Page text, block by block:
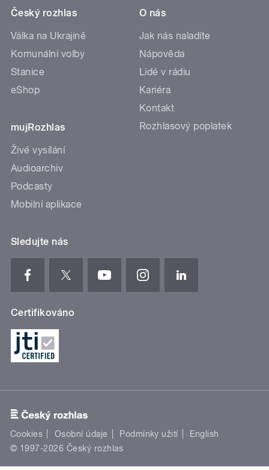
Český rozhlas
Válka na Ukrajině
Komunální volby
Stanice
eShop
mujRozhlas
Živé vysílání
Audioarchiv
Podcasty
Mobilní aplikace
O nás
Jak nás naladíte
Nápověda
Lidé v rádiu
Kariéra
Kontakt
Rozhlasový poplatek
Sledujte nás
Certifikováno
Cookies Osobní údaje Podmínky užití
English
© 1997-2026 Český rozhlas